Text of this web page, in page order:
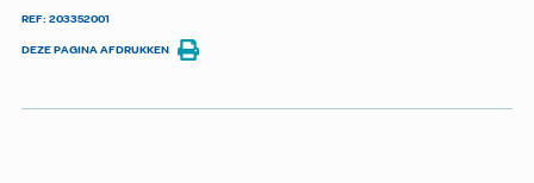
REF: 203352001
DEZE PAGINA AFDRUKKEN